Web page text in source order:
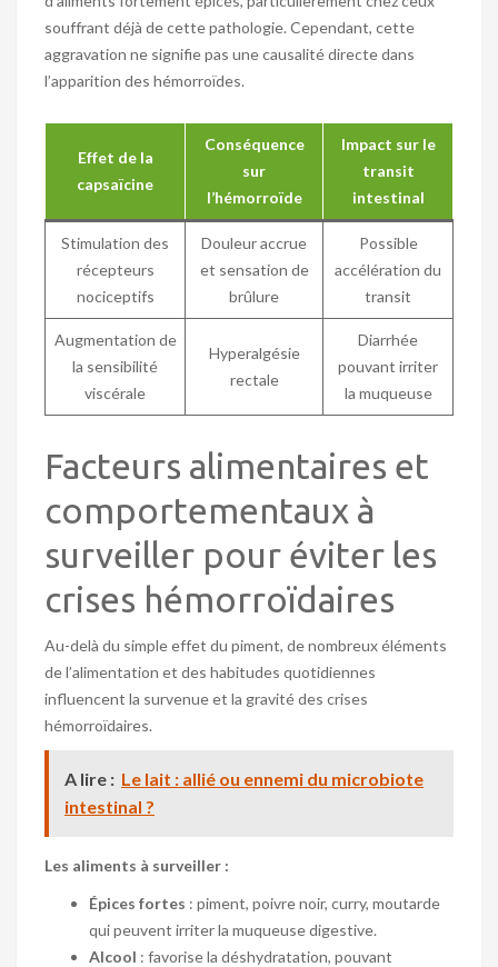
souffrant déjà de cette pathologie. Cependant, cette
aggravation ne signifie pas une causalité directe dans
l’apparition des hémorroïdes.
Effet de la
capsaïcine
Conséquence
sur
l’hémorroïde
Impact sur le
transit
intestinal
Stimulation des
récepteurs
nociceptifs
Douleur accrue
et sensation de
brûlure
Possible
accélération du
transit
Augmentation de
la sensibilité
viscérale
Hyperalgésie
rectale
Diarrhée
pouvant irriter
la muqueuse
Facteurs alimentaires et
comportementaux à
surveiller pour éviter les
crises hémorroïdaires
Au-delà du simple effet du piment, de nombreux éléments
de l’alimentation et des habitudes quotidiennes
influencent la survenue et la gravité des crises
hémorroïdaires.
A lire : Le lait : allié ou ennemi du microbiote
intestinal ?
Les aliments à surveiller :
Épices fortes : piment, poivre noir, curry, moutarde
qui peuvent irriter la muqueuse digestive.
Alcool : favorise la déshydratation, pouvant